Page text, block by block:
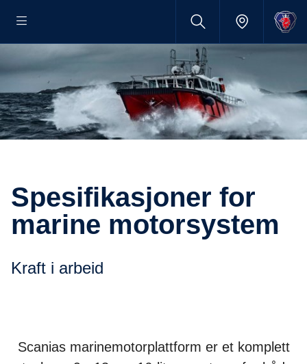
Spesifikasjoner for
marine motorsystem
Kraft i arbeid
Scanias marinemotorplattform er et komplett